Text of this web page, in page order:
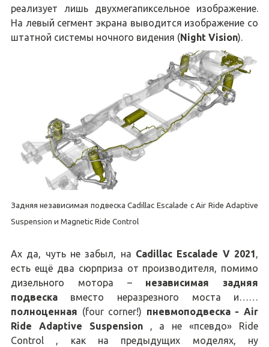
реализует лишь двухмегапиксельное изображение.
На левый сегмент экрана выводится изображение со
штатной системы ночного видения (Night Vision).
Задняя независимая подвеска Cadillac Escalade с Air Ride Adaptive
Suspension и Magnetic Ride Control
Ах да, чуть не забыл, на Cadillac Escalade V 2021,
есть ещё два сюрприза от производителя, помимо
дизельного мотора – независимая задняя
подвеска вместо неразрезного моста и……
полноценная (four corner!) пневмоподвеска - Air
Ride Adaptive Suspension, а не «псевдо» Ride
Control , как на предыдущих моделях, ну